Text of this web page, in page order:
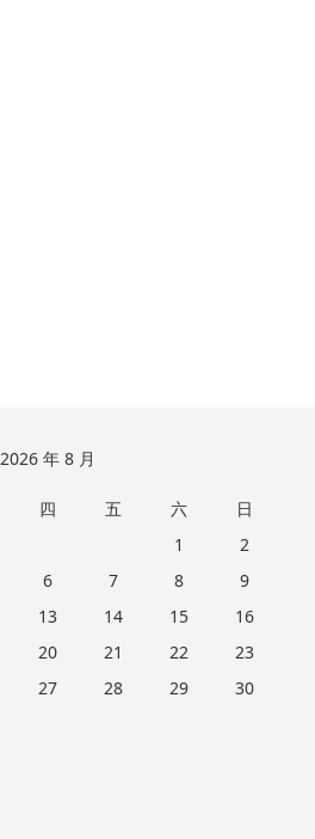
2026 年 8 月
四 五 六
日
1
2
6 7 8
9
13 14 15
16
20 21 22
23
27 28 29
30